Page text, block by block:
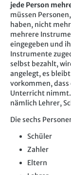
jede Person
müssen
haben, nicht
mehrere
eingegeben und
Instrumente
selbst bezahlt,
angelegt, es
vorkommen,
Unterricht nimmt.
nämlich Lehrer,
Die sechs
Schüler
Zahler
Eltern